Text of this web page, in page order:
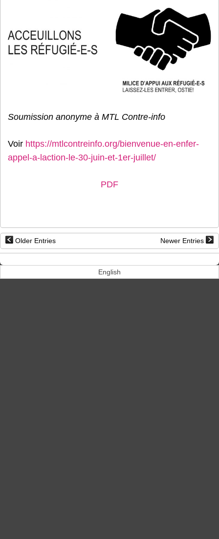
Soumission anonyme à MTL Contre-info
Voir https://mtlcontreinfo.org/bienvenue-en-enfer-
appel-a-laction-le-30-juin-et-1er-juillet/
PDF
Older Entries Newer Entries
English